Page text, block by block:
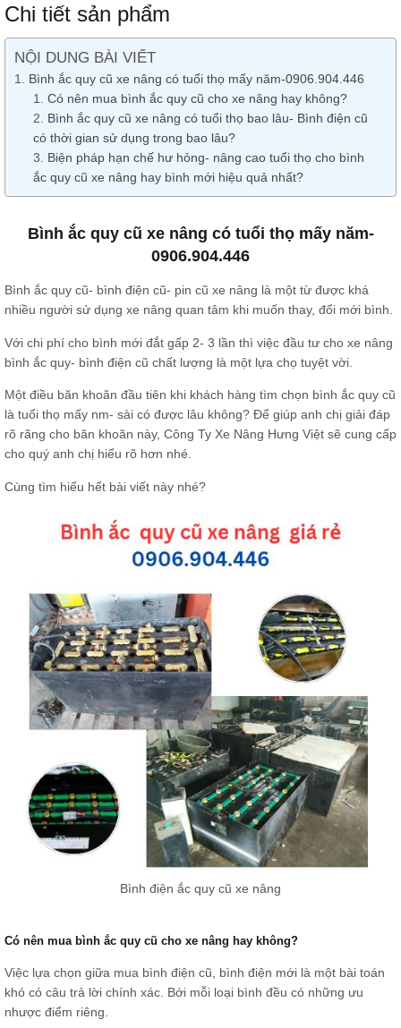
Chi tiết sản phẩm
NỘI DUNG BÀI VIẾT
Bình ắc quy cũ xe nâng có tuổi thọ mấy năm-0906.904.446
Có nên mua bình ắc quy cũ cho xe nâng hay không?
Bình ắc quy cũ xe nâng có tuổi thọ bao lâu- Bình điện cũ
có thời gian sử dụng trong bao lâu?
Biện pháp hạn chế hư hỏng- nâng cao tuổi thọ cho bình
ắc quy cũ xe nâng hay bình mới hiệu quả nhất?
Bình ắc quy cũ xe nâng có tuổi thọ mấy năm-
0906.904.446
Bình ắc quy cũ- bình điện cũ- pin cũ xe nâng là một từ được khá
nhiều người sử dụng xe nâng quan tâm khi muốn thay, đổi mới bình.
Với chi phí cho bình mới đắt gấp 2- 3 lần thì việc đầu tư cho xe nâng
bình ắc quy- bình điện cũ chất lượng là một lựa chọ tuyệt vời.
Một điều băn khoăn đầu tiên khi khách hàng tìm chọn bình ắc quy cũ
là tuổi thọ mấy nm- sài có được lâu không? Để giúp anh chị giải đáp
rõ rãng cho băn khoăn này, Công Ty Xe Nâng Hưng Việt sẽ cung cấp
cho quý anh chị hiểu rõ hơn nhé.
Cùng tìm hiểu hết bài viết này nhé?
Bình điện ắc quy cũ xe nâng
Có nên mua bình ắc quy cũ cho xe nâng hay không?
Việc lựa chọn giữa mua bình điện cũ, bình điện mới là một bài toán
khó có câu trả lời chính xác. Bới mỗi loại bình đều có những ưu
nhược điểm riêng.